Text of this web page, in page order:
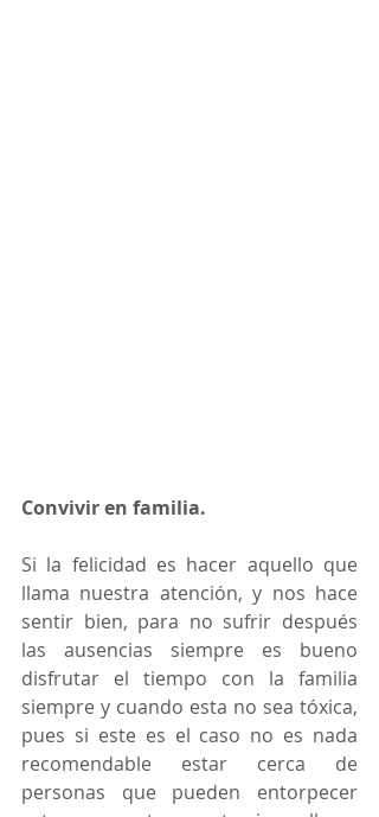
Convivir en familia.
Si la felicidad es hacer aquello que
llama nuestra atención, y nos hace
sentir bien, para no sufrir después
las ausencias siempre es bueno
disfrutar el tiempo con la familia
siempre y cuando esta no sea tóxica,
pues si este es el caso no es nada
recomendable estar cerca de
personas que pueden entorpecer